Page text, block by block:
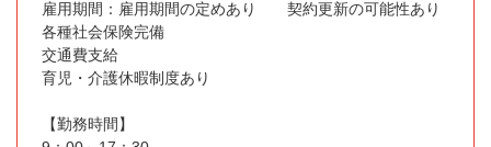
雇用期間：雇用期間の定めあり 契約更新の可能性あり
各種社会保険完備
交通費支給
育児・介護休暇制度あり
【勤務時間】